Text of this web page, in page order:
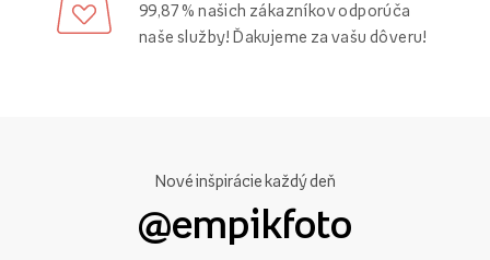
99,87 % našich zákazníkov odporúča
naše služby! Ďakujeme za vašu dôveru!
Nové inšpirácie každý deň
@empikfoto